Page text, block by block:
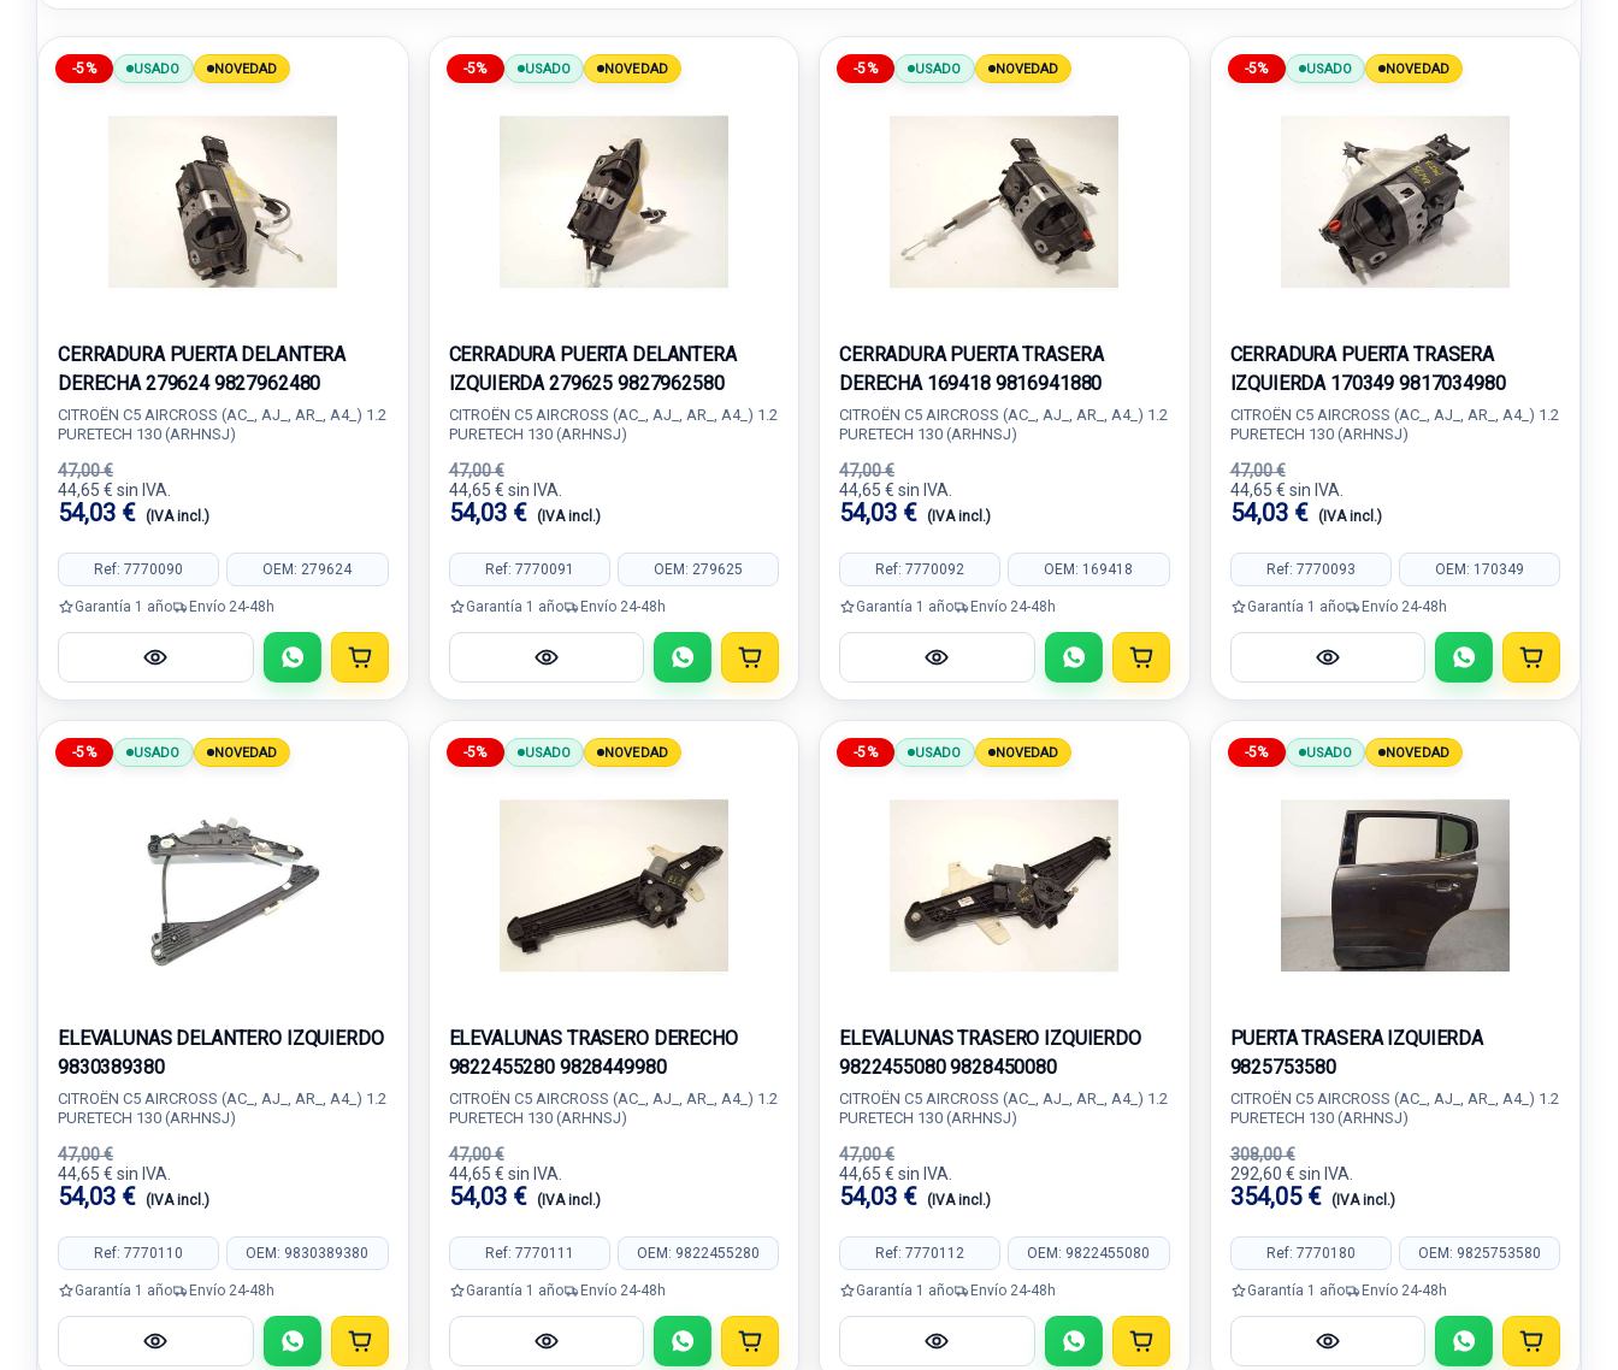
-5% USADO NOVEDAD
CERRADURA PUERTA DELANTERA
DERECHA 279624 9827962480
CITROËN C5 AIRCROSS (AC_, AJ_, AR_, A4_) 1.2
PURETECH 130 (ARHNSJ)
47,00 €
44,65 € sin IVA.
54,03 € (IVA incl.)
Ref: 7770090 OEM: 279624
Garantía 1 año Envío 24-48h
-5% USADO NOVEDAD
CERRADURA PUERTA DELANTERA
IZQUIERDA 279625 9827962580
CITROËN C5 AIRCROSS (AC_, AJ_, AR_, A4_) 1.2
PURETECH 130 (ARHNSJ)
47,00 €
44,65 € sin IVA.
54,03 € (IVA incl.)
Ref: 7770091 OEM: 279625
Garantía 1 año Envío 24-48h
-5% USADO NOVEDAD
CERRADURA PUERTA TRASERA
DERECHA 169418 9816941880
CITROËN C5 AIRCROSS (AC_, AJ_, AR_, A4_) 1.2
PURETECH 130 (ARHNSJ)
47,00 €
44,65 € sin IVA.
54,03 € (IVA incl.)
Ref: 7770092 OEM: 169418
Garantía 1 año Envío 24-48h
-5% USADO NOVEDAD
CERRADURA PUERTA TRASERA
IZQUIERDA 170349 9817034980
CITROËN C5 AIRCROSS (AC_, AJ_, AR_, A4_) 1.2
PURETECH 130 (ARHNSJ)
47,00 €
44,65 € sin IVA.
54,03 € (IVA incl.)
Ref: 7770093 OEM: 170349
Garantía 1 año Envío 24-48h
-5% USADO NOVEDAD
ELEVALUNAS DELANTERO IZQUIERDO
9830389380
CITROËN C5 AIRCROSS (AC_, AJ_, AR_, A4_) 1.2
PURETECH 130 (ARHNSJ)
47,00 €
44,65 € sin IVA.
54,03 € (IVA incl.)
Ref: 7770110 OEM: 9830389380
Garantía 1 año Envío 24-48h
-5% USADO NOVEDAD
ELEVALUNAS TRASERO DERECHO
9822455280 9828449980
CITROËN C5 AIRCROSS (AC_, AJ_, AR_, A4_) 1.2
PURETECH 130 (ARHNSJ)
47,00 €
44,65 € sin IVA.
54,03 € (IVA incl.)
Ref: 7770111 OEM: 9822455280
Garantía 1 año Envío 24-48h
-5% USADO NOVEDAD
ELEVALUNAS TRASERO IZQUIERDO
9822455080 9828450080
CITROËN C5 AIRCROSS (AC_, AJ_, AR_, A4_) 1.2
PURETECH 130 (ARHNSJ)
47,00 €
44,65 € sin IVA.
54,03 € (IVA incl.)
Ref: 7770112 OEM: 9822455080
Garantía 1 año Envío 24-48h
-5% USADO NOVEDAD
PUERTA TRASERA IZQUIERDA
9825753580
CITROËN C5 AIRCROSS (AC_, AJ_, AR_, A4_) 1.2
PURETECH 130 (ARHNSJ)
308,00 €
292,60 € sin IVA.
354,05 € (IVA incl.)
Ref: 7770180 OEM: 9825753580
Garantía 1 año Envío 24-48h